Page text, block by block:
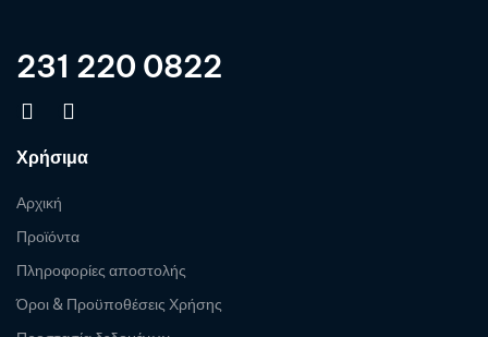
231 220 0822
Χρήσιμα
Αρχική
Προϊόντα
Πληροφορίες αποστολής
Όροι & Προϋποθέσεις Χρήσης